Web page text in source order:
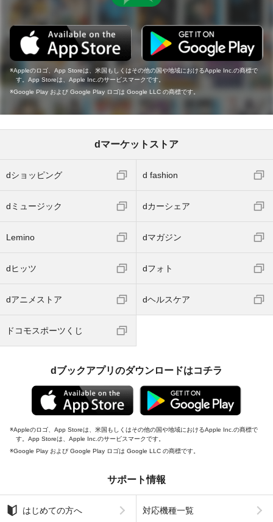
Appleのロゴ、App Storeは、米国もしくはその他の国や地域におけるApple Inc.の商標で
す。App Storeは、Apple Inc.のサービスマークです。
Google Play および Google Play ロゴは Google LLC の商標です。
dマーケットストア
dショッピング d fashion
dミュージック dカーシェア
Lemino dマガジン
dヒッツ dフォト
dアニメストア dヘルスケア
ドコモスポーツくじ
dブックアプリのダウンロードはコチラ
Appleのロゴ、App Storeは、米国もしくはその他の国や地域におけるApple Inc.の商標で
す。App Storeは、Apple Inc.のサービスマークです。
Google Play および Google Play ロゴは Google LLC の商標です。
サポート情報
はじめての方へ 対応機種一覧